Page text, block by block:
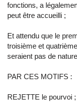
fonctions, a
peut être accueilli ;
Et attendu que le
troisième et
seraient pas de
PAR CES MOTIFS :
REJETTE le pourvoi ;